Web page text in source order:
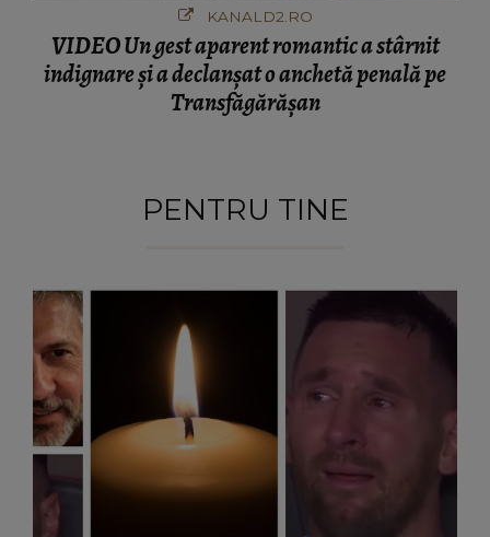
KANALD2.RO
VIDEO Un gest aparent romantic a stârnit
indignare și a declanșat o anchetă penală pe
Transfăgărășan
PENTRU TINE